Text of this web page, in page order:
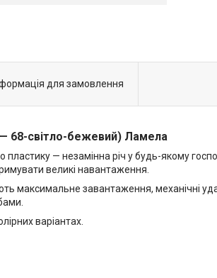
для замовлення
— 68-світло-бежевий) Ламела
пластику — незамінна річ у будь-якому
великі навантаження.
максимальне завантаження, механічні
варіантах.